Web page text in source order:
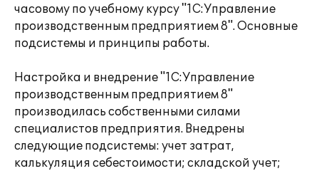
часовому по учебному курсу "1С:Управление
производственным предприятием 8". Основные
подсистемы и принципы работы.
Настройка и внедрение "1С:Управление
производственным предприятием 8"
производилась собственными силами
специалистов предприятия. Внедрены
следующие подсистемы: учет затрат,
калькуляция себестоимости; складской учет;